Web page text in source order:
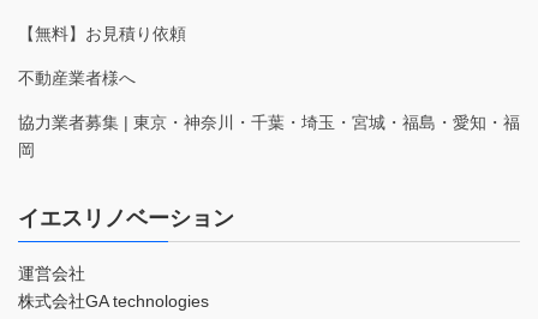
【無料】お見積り依頼
不動産業者様へ
協力業者募集 | 東京・神奈川・千葉・埼玉・宮城・福島・愛知・福
岡
イエスリノベーション
運営会社
株式会社GA technologies